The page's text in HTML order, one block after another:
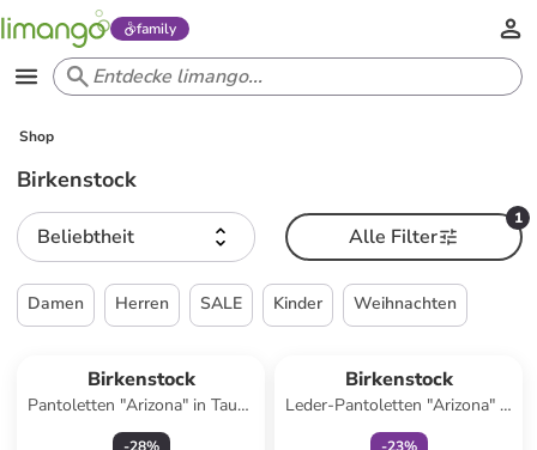
family
Shop
Birkenstock
Beliebtheit
1
Alle Filter
Damen Herren SALE Kinder Weihnachten
Birkenstock
Pantoletten "Arizona" in Taupe
- Weite S
Birkenstock
Leder-Pantoletten "Arizona" in
Braun - Weite S